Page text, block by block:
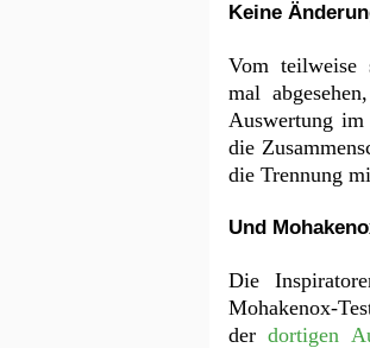
Keine
Vom teilweise
mal
Auswertung
die
die Trennung
Und
Die
Mohakenox-
derdortigen